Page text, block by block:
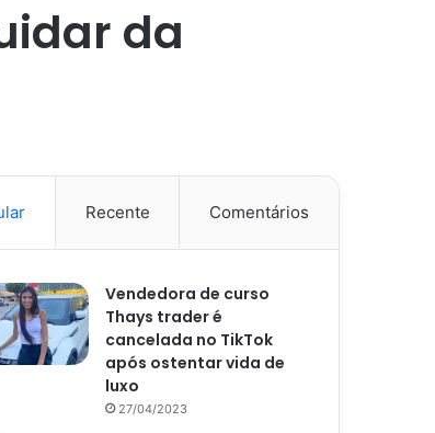
da
Recente Comentários
Vendedora de curso
Thays trader é
cancelada no TikTok
após ostentar vida de
luxo
27/04/2023